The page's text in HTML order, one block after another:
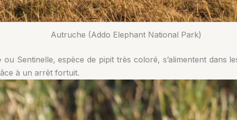
Autruche (Addo Elephant National Park)
Sentinelle, espèce de pipit très coloré, s’alimentent dans
à un arrêt fortuit.